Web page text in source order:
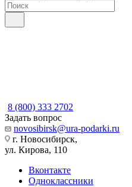
8 (800) 333 2702
Задать вопрос
novosibirsk@ura-podarki.ru
г. Новосибирск,
ул. Кирова, 110
Вконтакте
Одноклассники